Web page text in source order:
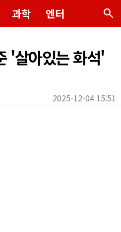
과학 엔터 search
'살아있는 화석'
2025-12-04 15:51